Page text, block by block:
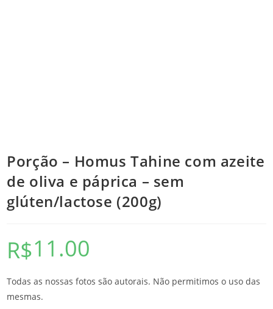
Porção – Homus Tahine com azeite
de oliva e páprica – sem
glúten/lactose (200g)
R$11.00
Todas as nossas fotos são autorais. Não permitimos o uso das
mesmas.